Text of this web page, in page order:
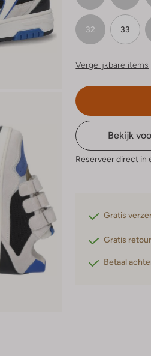
32 33
Vergelijkbare items
Bekijk
Reserveer direct in
Gratis
Gratis
Betaal